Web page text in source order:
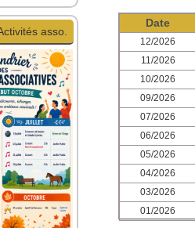
asso.
Date
12/2026
11/2026
10/2026
09/2026
07/2026
06/2026
05/2026
04/2026
03/2026
01/2026